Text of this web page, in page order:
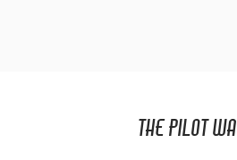
THE PILOT